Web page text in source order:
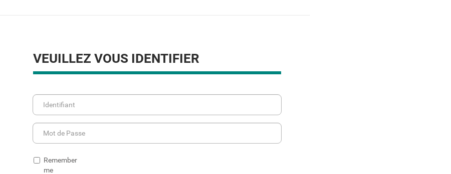
VEUILLEZ VOUS IDENTIFIER
Remember
me